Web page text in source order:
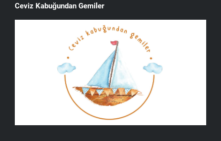
Ceviz Kabuğundan Gemiler